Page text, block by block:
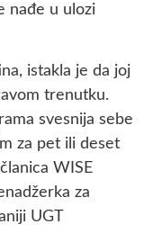
nađe u ulozi
istakla je da joj
trenutku.
svesnija sebe
za pet ili deset
WISE
za
UGT